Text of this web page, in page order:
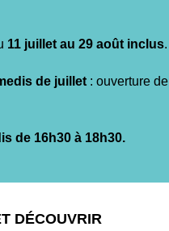
11 juillet au 29 août inclus.
de juillet : ouverture de
de 16h30 à 18h30.
DÉCOUVRIR